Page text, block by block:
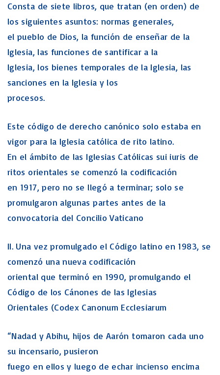
Consta de siete libros, que tratan (en orden) de
los siguientes asuntos: normas generales,
el pueblo de Dios, la función de enseñar de la
Iglesia, las funciones de santificar a la
Iglesia, los bienes temporales de la Iglesia, las
sanciones en la Iglesia y los
procesos.
Este código de derecho canónico solo estaba en
vigor para la Iglesia católica de rito latino.
En el ámbito de las Iglesias Católicas sui iuris de
ritos orientales se comenzó la codificación
en 1917, pero no se llegó a terminar; solo se
promulgaron algunas partes antes de la
convocatoria del Concilio Vaticano
II. Una vez promulgado el Código latino en 1983, se
comenzó una nueva codificación
oriental que terminó en 1990, promulgando el
Código de los Cánones de las Iglesias
Orientales (Codex Canonum Ecclesiarum
“Nadad y Abihu, hijos de Aarón tomaron cada uno
su incensario, pusieron
fuego en ellos y luego de echar incienso encima